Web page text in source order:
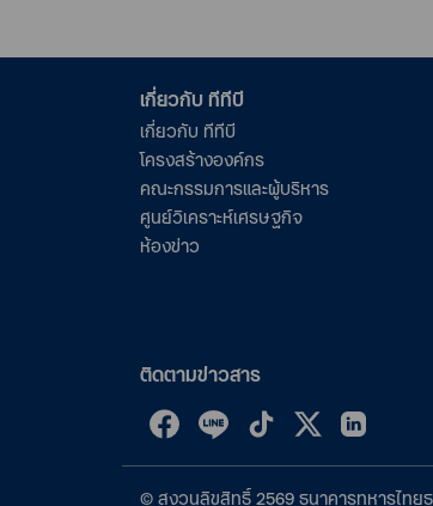
เกี่ยวกับ ทีทีบี
เกี่ยวกับ ทีทีบี
โครงสร้างองค์กร
คณะกรรมการและผู้บริหาร
ศูนย์วิเคราะห์เศรษฐกิจ
ห้องข่าว
ติดตามข่าวสาร
©สงวนลิขสิทธิ์2569ธนาคารทหารไทย